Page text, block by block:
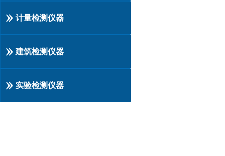
计量检测仪器
建筑检测仪器
实验检测仪器